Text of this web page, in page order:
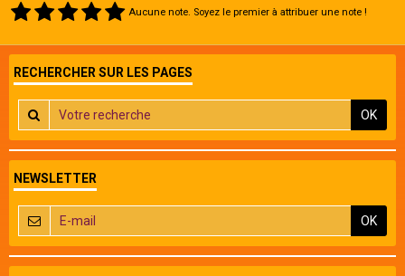
Aucune note. Soyez le premier à attribuer une note !
RECHERCHER SUR LES PAGES
OK
NEWSLETTER
OK